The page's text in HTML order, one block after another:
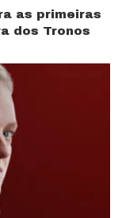
as primeiras
dos Tronos